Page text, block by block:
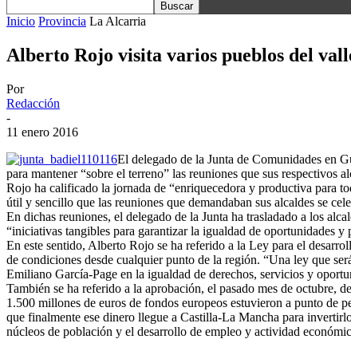
Inicio Provincia La Alcarria
Alberto Rojo visita varios pueblos del
Por
Redacción
-
11 enero 2016
El delegado de la Junta de Comunidades en
para mantener “sobre el terreno” las reuniones que sus respectivos
Rojo ha calificado la jornada de “enriquecedora y productiva para
útil y sencillo que las reuniones que demandaban sus alcaldes se
En dichas reuniones, el delegado de la Junta ha trasladado a los
“iniciativas tangibles para garantizar la igualdad de oportunidades
En este sentido, Alberto Rojo se ha referido a la Ley para el
de condiciones desde cualquier punto de la región. “Una ley que
Emiliano García-Page en la igualdad de derechos, servicios y
También se ha referido a la aprobación, el pasado mes de octubre,
1.500 millones de euros de fondos europeos estuvieron a punto de
que finalmente ese dinero llegue a Castilla-La Mancha para
núcleos de población y el desarrollo de empleo y actividad